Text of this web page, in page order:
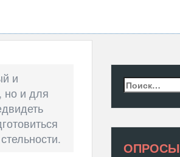
и
но и для
Найти:
ОПРОСЫ